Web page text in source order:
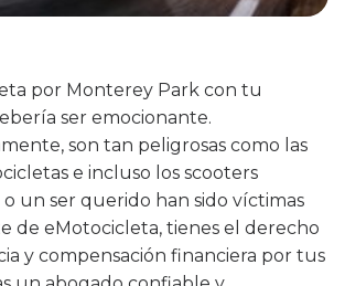
por Monterey Park con tu
ser emocionante.
son tan peligrosas como las
e incluso los scooters
un ser querido han sido víctimas
de eMotocicleta, tienes el derecho
y compensación financiera por tus